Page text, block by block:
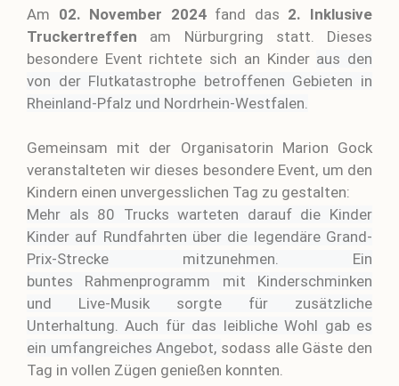
Am 02. November 2024fand das 2. Inklusive
Truckertreffen am Nürburgring statt. Dieses
besondere Event richtete sich an Kinder aus den
von der Flutkatastrophe betroffenen Gebieten in
Rheinland-Pfalz und Nordrhein-Westfalen.
Gemeinsam mit der Organisatorin Marion Gock
veranstalteten wir dieses besondere Event, um den
Kindern einen unvergesslichen Tag zu gestalten:
Mehr als 80 Trucks warteten darauf die Kinder
Kinder auf Rundfahrten über die legendäre Grand-
Prix-Strecke mitzunehmen. Ein
buntes Rahmenprogramm mit Kinderschminken
und Live-Musik sorgte für zusätzliche
Unterhaltung. Auch für das leibliche Wohl gab es
ein umfangreiches Angebot, sodass alle Gäste den
Tag in vollen Zügen genießen konnten.